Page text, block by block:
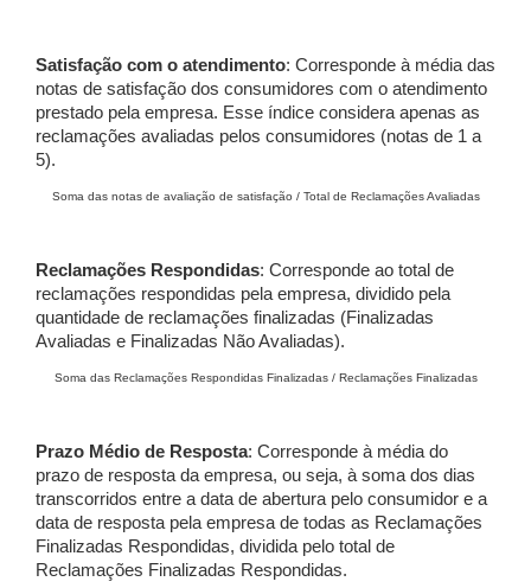
Satisfação com o atendimento: Corresponde à média das
notas de satisfação dos consumidores com o atendimento
prestado pela empresa. Esse índice considera apenas as
reclamações avaliadas pelos consumidores (notas de 1 a
5).
Soma das notas de avaliação de satisfação / Total de Reclamações Avaliadas
Reclamações Respondidas: Corresponde ao total de
reclamações respondidas pela empresa, dividido pela
quantidade de reclamações finalizadas (Finalizadas
Avaliadas e Finalizadas Não Avaliadas).
Soma das Reclamações Respondidas Finalizadas / Reclamações Finalizadas
Prazo Médio de Resposta: Corresponde à média do
prazo de resposta da empresa, ou seja, à soma dos dias
transcorridos entre a data de abertura pelo consumidor e a
data de resposta pela empresa de todas as Reclamações
Finalizadas Respondidas, dividida pelo total de
Reclamações Finalizadas Respondidas.